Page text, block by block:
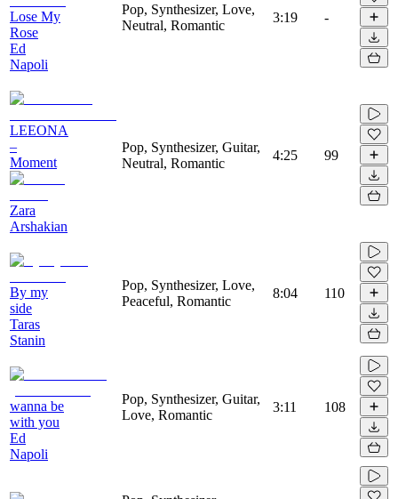
Lose My
Rose
Ed
Napoli
Pop, Synthesizer, Love,
Neutral, Romantic
3:19 -
LEEONA
–
Moment
Zara
Arshakian
Pop, Synthesizer, Guitar,
Neutral, Romantic
4:25 99
By my
side
Taras
Stanin
Pop, Synthesizer, Love,
Peaceful, Romantic
8:04 110
wanna be
with you
Ed
Napoli
Pop, Synthesizer, Guitar,
Love, Romantic
3:11 108